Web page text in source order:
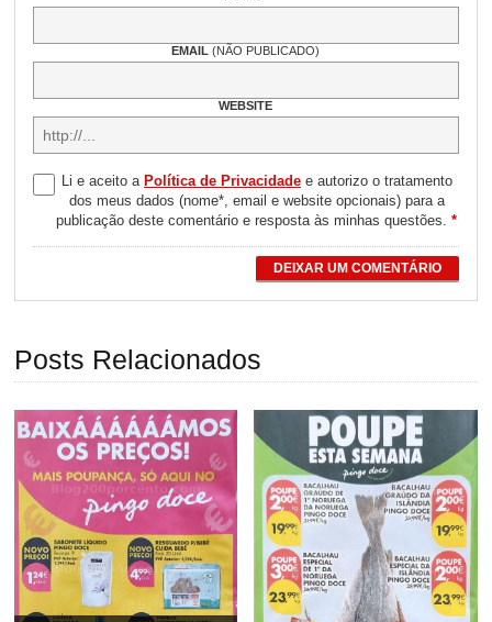
EMAIL(NÃO PUBLICADO)
WEBSITE
Li e aceito a Política de Privacidadee autorizo o tratamento
dos meus dados (nome*, email e website opcionais) para a
publicação deste comentário e resposta às minhas questões.*
DEIXAR UM COMENTÁRIO
Posts Relacionados